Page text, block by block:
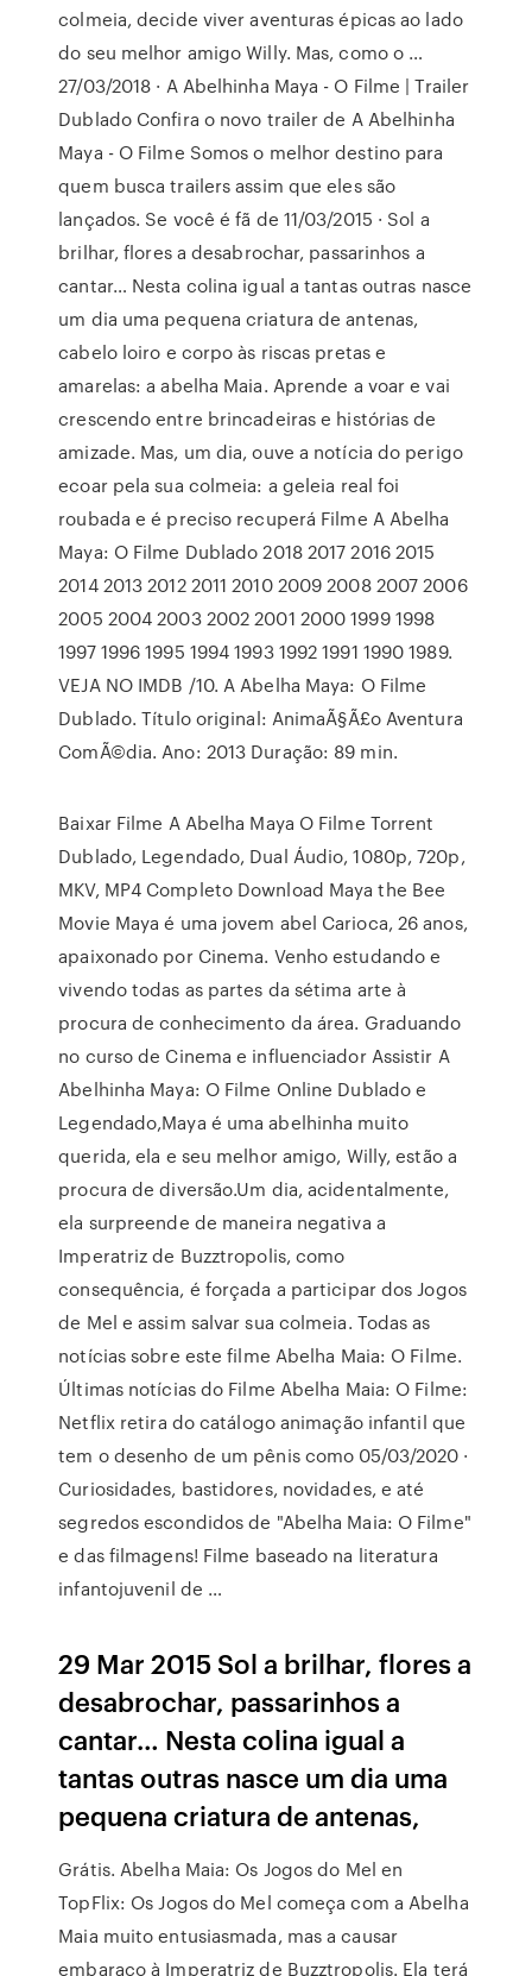
colmeia, decide viver aventuras épicas ao lado
do seu melhor amigo Willy. Mas, como o …
27/03/2018 · A Abelhinha Maya - O Filme | Trailer
Dublado Confira o novo trailer de A Abelhinha
Maya - O Filme Somos o melhor destino para
quem busca trailers assim que eles são
lançados. Se você é fã de 11/03/2015 · Sol a
brilhar, flores a desabrochar, passarinhos a
cantar… Nesta colina igual a tantas outras nasce
um dia uma pequena criatura de antenas,
cabelo loiro e corpo às riscas pretas e
amarelas: a abelha Maia. Aprende a voar e vai
crescendo entre brincadeiras e histórias de
amizade. Mas, um dia, ouve a notícia do perigo
ecoar pela sua colmeia: a geleia real foi
roubada e é preciso recuperá Filme A Abelha
Maya: O Filme Dublado 2018 2017 2016 2015
2014 2013 2012 2011 2010 2009 2008 2007 2006
2005 2004 2003 2002 2001 2000 1999 1998
1997 1996 1995 1994 1993 1992 1991 1990 1989.
VEJA NO IMDB /10. A Abelha Maya: O Filme
Dublado. Título original: AnimaÃ§Ã£o Aventura
ComÃ©dia. Ano: 2013 Duração: 89 min.
Baixar Filme A Abelha Maya O Filme Torrent
Dublado, Legendado, Dual Áudio, 1080p, 720p,
MKV, MP4 Completo Download Maya the Bee
Movie Maya é uma jovem abel Carioca, 26 anos,
apaixonado por Cinema. Venho estudando e
vivendo todas as partes da sétima arte à
procura de conhecimento da área. Graduando
no curso de Cinema e influenciador Assistir A
Abelhinha Maya: O Filme Online Dublado e
Legendado,Maya é uma abelhinha muito
querida, ela e seu melhor amigo, Willy, estão a
procura de diversão.Um dia, acidentalmente,
ela surpreende de maneira negativa a
Imperatriz de Buzztropolis, como
consequência, é forçada a participar dos Jogos
de Mel e assim salvar sua colmeia. Todas as
notícias sobre este filme Abelha Maia: O Filme.
Últimas notícias do Filme Abelha Maia: O Filme:
Netflix retira do catálogo animação infantil que
tem o desenho de um pênis como 05/03/2020 ·
Curiosidades, bastidores, novidades, e até
segredos escondidos de "Abelha Maia: O Filme"
e das filmagens! Filme baseado na literatura
infantojuvenil de …
29 Mar 2015 Sol a brilhar, flores a
desabrochar, passarinhos a
cantar… Nesta colina igual a
tantas outras nasce um dia uma
pequena criatura de antenas,
Grátis. Abelha Maia: Os Jogos do Mel en
TopFlix: Os Jogos do Mel começa com a Abelha
Maia muito entusiasmada, mas a causar
embaraço à Imperatriz de Buzztropolis. Ela terá